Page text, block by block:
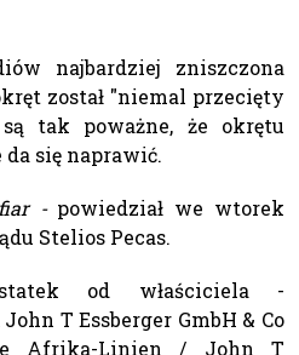
najbardziej zniszczona
został "niemal przecięty
tak poważne, że okrętu
się naprawić.
-powiedział we wtorek
Stelios Pecas.
od właściciela -
T Essberger GmbH & Co
Afrika-Linien / John T